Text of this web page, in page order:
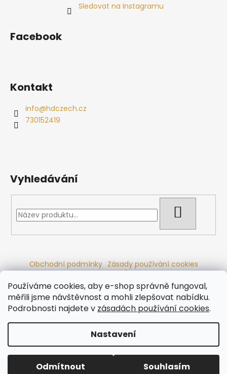
Používáme cookies, aby e-shop správně fungoval,
měřili jsme návštěvnost a mohli zlepšovat nabídku.
Podrobnosti najdete v zásadách používání cookies.
Nastavení
Odmítnout Souhlasím
Sledovat na Instagramu
Facebook
Kontakt
info@hdczech.cz
730152419
Vyhledávání
Obchodní podmínky Zásady používání cookies
Ochrana osobních údajů Dřevěné sauny
Odstoupení od smlouvy Reklamační řád Kontakty
Koupací sudy
Radiátory
Copyright 2026Ráj saun. Všechna práva vyhrazena.
Upravit nastavení cookies